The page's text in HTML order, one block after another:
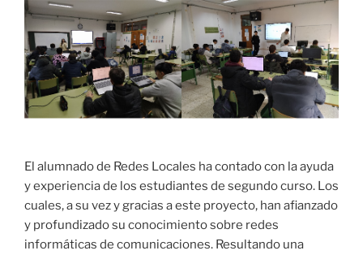
El alumnado de Redes Locales ha contado con la ayuda
y experiencia de los estudiantes de segundo curso. Los
cuales, a su vez y gracias a este proyecto, han afianzado
y profundizado su conocimiento sobre redes
informáticas de comunicaciones. Resultando una